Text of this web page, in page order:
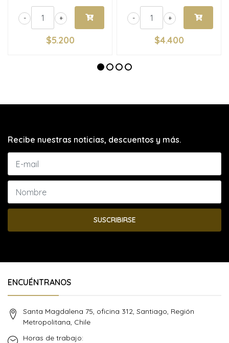
+
-
$5.200
+
-
$4.400
Recibe nuestras noticias, descuentos y más.
SUSCRIBIRSE
ENCUÉNTRANOS
Santa Magdalena 75, oficina 312, Santiago, Región
Metropolitana, Chile
Horas de trabajo: